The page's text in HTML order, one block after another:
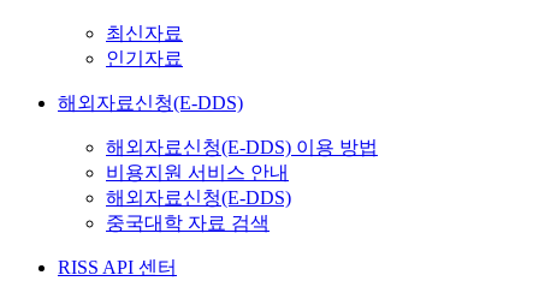
최신자료
인기자료
해외자료신청(E-DDS)
해외자료신청(E-DDS) 이용 방법
비용지원 서비스 안내
해외자료신청(E-DDS)
중국대학 자료 검색
RISS API 센터